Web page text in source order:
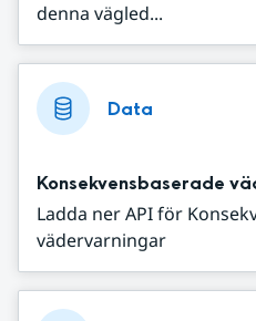
denna vägled...
Data
Konsekvensbaserade
Ladda ner API för
vädervarningar